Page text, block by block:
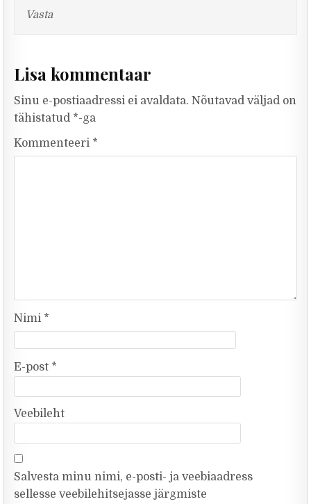
Vasta
Lisa kommentaar
Sinu e-postiaadressi ei avaldata. Nõutavad väljad on
tähistatud *-ga
Kommenteeri *
Nimi *
E-post *
Veebileht
Salvesta minu nimi, e-posti- ja veebiaadress
sellesse veebilehitsejasse järgmiste